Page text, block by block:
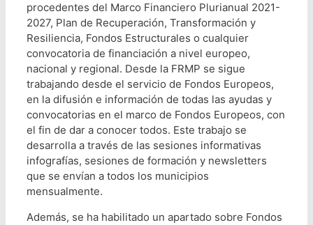
procedentes del Marco Financiero Plurianual 2021-
2027, Plan de Recuperación, Transformación y
Resiliencia, Fondos Estructurales o cualquier
convocatoria de financiación a nivel europeo,
nacional y regional. Desde la FRMP se sigue
trabajando desde el servicio de Fondos Europeos,
en la difusión e información de todas las ayudas y
convocatorias en el marco de Fondos Europeos, con
el fin de dar a conocer todos. Este trabajo se
desarrolla a través de las sesiones informativas
infografías, sesiones de formación y newsletters
que se envían a todos los municipios
mensualmente.
Además, se ha habilitado un apartado sobre Fondos